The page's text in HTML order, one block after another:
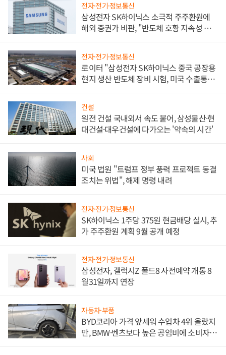
전자·전기·정보통신
삼성전자 SK하이닉스 소극적 주주환원에
해외 증권가 비판, "반도체 호황 지속성 의
전자·전기·정보통신
로이터 "삼성전자 SK하이닉스 중국 공장용
현지 생산 반도체 장비 시험, 미국 수출통제
건설
원전 건설 국내외서 속도 붙어, 삼성물산·현
대건설·대우건설에 다가오는 '약속의 시간'
사회
미국 법원 "트럼프 정부 풍력 프로젝트 동결
조치는 위법", 해제 명령 내려
전자·전기·정보통신
SK하이닉스 1주당 375원 현금배당 실시, 추
가 주주환원 계획 9월 공개 예정
전자·전기·정보통신
삼성전자, 갤럭시Z 폴드8 사전예약 개통 8
월31일까지 연장
자동차·부품
BYD코리아 가격 앞세워 수입차 4위 올랐지
만, BMW·벤츠보다 높은 공임비에 소비자